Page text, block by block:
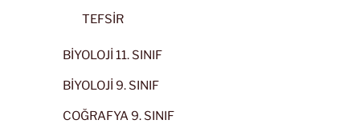
TEFSİR
BİYOLOJİ 11. SINIF
BİYOLOJİ 9. SINIF
COĞRAFYA 9. SINIF